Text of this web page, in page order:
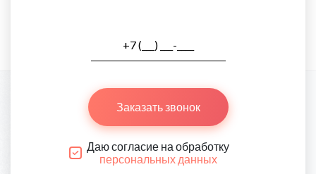
Заказать звонок
Даю согласие на обработку
персональных данных